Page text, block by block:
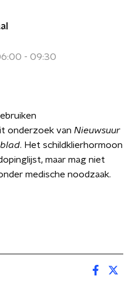
- 09:30
onderzoek van Nieuwsuur
. Het schildklierhormoon
maar mag niet
medische noodzaak.